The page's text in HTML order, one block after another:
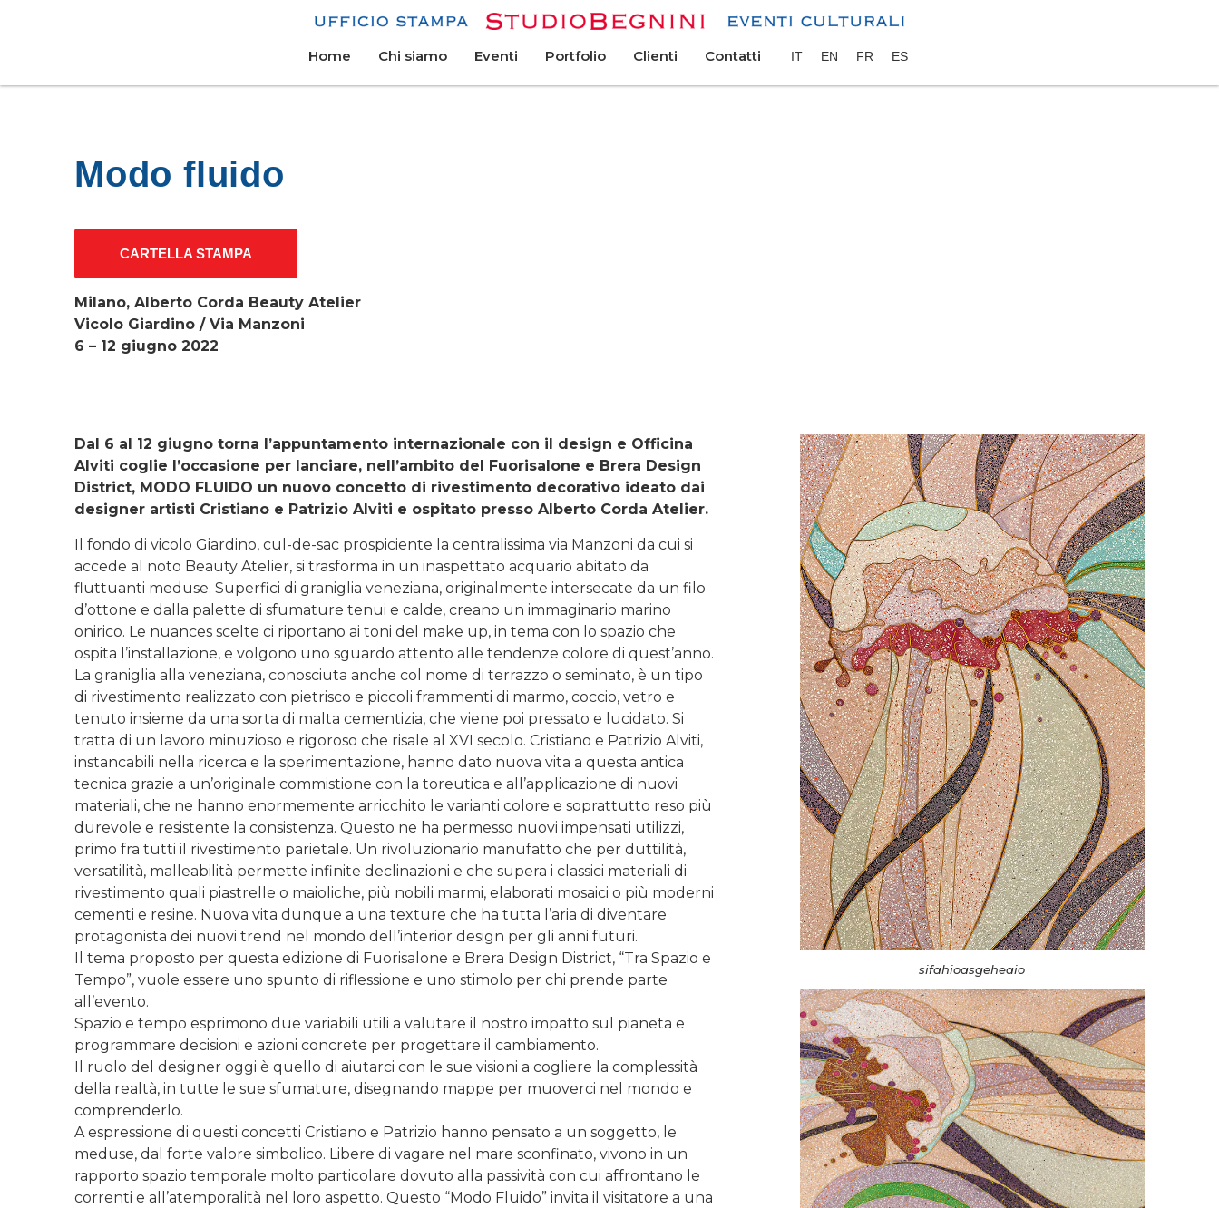
Home Chi siamo Eventi Portfolio Clienti Contatti IT EN FR ES
Modo fluido
CARTELLA STAMPA
Milano, Alberto Corda Beauty Atelier
Vicolo Giardino / Via Manzoni
6 – 12 giugno 2022
Dal 6 al 12 giugno torna l’appuntamento internazionale con il design e Officina
Alviti coglie
l’occasione per lanciare, nell’ambito del Fuorisalone e Brera Design
District, MODO FLUIDO un nuovo concetto di rivestimento decorativo ideato dai
designer artisti Cristiano e Patrizio Alviti e ospitato presso Alberto Corda Atelier.
Il fondo di vicolo Giardino, cul-de-sac prospiciente la centralissima via Manzoni da cui si
accede al noto Beauty Atelier, si trasforma in un inaspettato acquario abitato da
fluttuanti meduse. Superfici di graniglia veneziana, originalmente intersecate da un filo
d’ottone e dalla palette di sfumature tenui e calde, creano un immaginario marino
onirico. Le nuances scelte ci riportano ai toni del make up, in tema con lo spazio che
ospita l’installazione, e volgono uno sguardo attento alle tendenze colore di quest’anno.
La graniglia alla veneziana, conosciuta anche col nome di terrazzo o seminato, è un tipo
di rivestimento realizzato con pietrisco e piccoli frammenti di marmo, coccio, vetro e
tenuto insieme da una sorta di malta cementizia, che viene poi pressato e lucidato. Si
tratta di un lavoro minuzioso e rigoroso che risale al XVI secolo. Cristiano e Patrizio Alviti,
instancabili nella ricerca e la sperimentazione, hanno dato nuova vita a questa antica
tecnica grazie a un’originale commistione con la toreutica e all’applicazione di nuovi
materiali, che ne hanno enormemente arricchito le varianti colore e soprattutto reso più
durevole e resistente la consistenza. Questo ne ha permesso nuovi impensati utilizzi,
primo fra tutti il rivestimento parietale. Un rivoluzionario manufatto che per duttilità,
versatilità, malleabilità permette infinite declinazioni e che supera i classici materiali di
rivestimento quali piastrelle o maioliche, più nobili marmi, elaborati mosaici o più moderni
cementi e resine. Nuova vita dunque a una texture che ha tutta l’aria di diventare
protagonista dei nuovi trend nel mondo dell’interior design per gli anni futuri.
Il tema proposto per questa edizione di Fuorisalone e Brera Design District, “Tra Spazio e
Tempo”, vuole essere uno spunto di riflessione e uno stimolo per chi prende parte
all’evento.
Spazio e tempo esprimono due variabili utili a valutare il nostro impatto sul pianeta e
programmare decisioni e azioni concrete per progettare il cambiamento.
Il ruolo del designer oggi è quello di aiutarci con le sue visioni a cogliere la complessità
della realtà, in tutte le sue sfumature, disegnando mappe per muoverci nel mondo e
comprenderlo.
A espressione di questi concetti Cristiano e Patrizio hanno pensato a un soggetto, le
meduse, dal forte valore simbolico. Libere di vagare nel mare sconfinato, vivono in un
rapporto spazio temporale molto particolare dovuto alla passività con cui affrontano le
correnti e all’atemporalità nel loro aspetto. Questo “Modo Fluido” invita il visitatore a una
sifahioasgeheaio